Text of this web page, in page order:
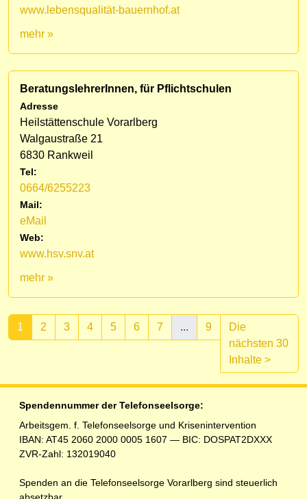
www.lebensqualität-bauernhof.at
mehr »
BeratungslehrerInnen, für Pflichtschulen
Adresse
Heilstättenschule Vorarlberg
Walgaustraße 21
6830 Rankweil
Tel:
0664/6255223
Mail:
eMail
Web:
www.hsv.snv.at
mehr »
1
2 3 4 5 6 7 ... 9
Die
nächsten 30
Inhalte >
Spendennummer der Telefonseelsorge:
Arbeitsgem. f. Telefonseelsorge und Krisenintervention
IBAN: AT45 2060 2000 0005 1607 — BIC: DOSPAT2DXXX
ZVR-Zahl: 132019040
Spenden an die Telefonseelsorge Vorarlberg sind steuerlich